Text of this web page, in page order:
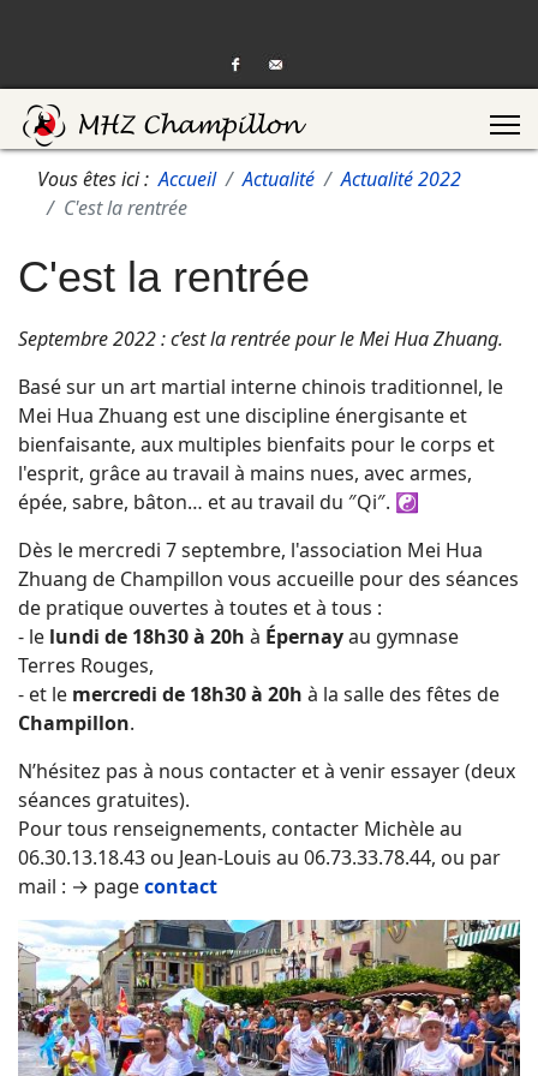
Vous êtes ici :Accueil Actualité
Actualité 2022
C'est la rentrée
C'est la rentrée
Septembre 2022 : c’est la rentrée pour le Mei Hua Zhuang.
Basé sur un art martial interne chinois traditionnel, le
Mei Hua Zhuang est une discipline énergisante et
bienfaisante, aux multiples bienfaits pour le corps et
l'esprit, grâce au travail à mains nues, avec armes,
épée, sabre, bâton… et au travail du ″Qi″. ☯️
Dès le mercredi 7 septembre, l'association Mei Hua
Zhuang de Champillon vous accueille pour des séances
de pratique ouvertes à toutes et à tous :
- le lundi de 18h30 à 20h à Épernayau gymnase
Terres Rouges,
- et le mercredi de 18h30 à 20h à la salle des fêtes de
Champillon.
N’hésitez pas à nous contacter et à venir essayer (deux
séances gratuites).
Pour tous renseignements, contacter Michèle au
06.30.13.18.43 ou Jean-Louis au 06.73.33.78.44, ou par
mail : → pagecontact